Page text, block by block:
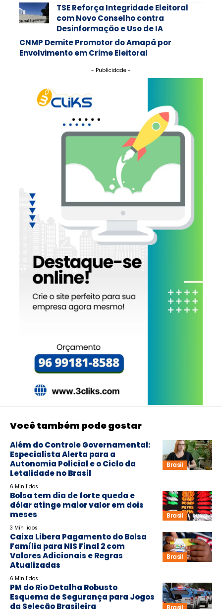
TSE Reforça Integridade Eleitoral
com Novo Conselho contra
Desinformação e Uso de IA
CNMP Demite Promotor do Amapá por
Envolvimento em Crime Eleitoral
- Publicidade -
Você também pode gostar
Brasil
Além do Controle Governamental:
Especialista Alerta para a
Autonomia Policial e o Ciclo da
Letalidade no Brasil
6 Min lidos
Brasil
Bolsa tem dia de forte queda e
dólar atinge maior valor em dois
meses
3 Min lidos
Brasil
Caixa Libera Pagamento do Bolsa
Família para NIS Final 2 com
Valores Adicionais e Regras
Atualizadas
6 Min lidos
PM do Rio Detalha Robusto
Esquema de Segurança para Jogos
da Seleção Brasileira